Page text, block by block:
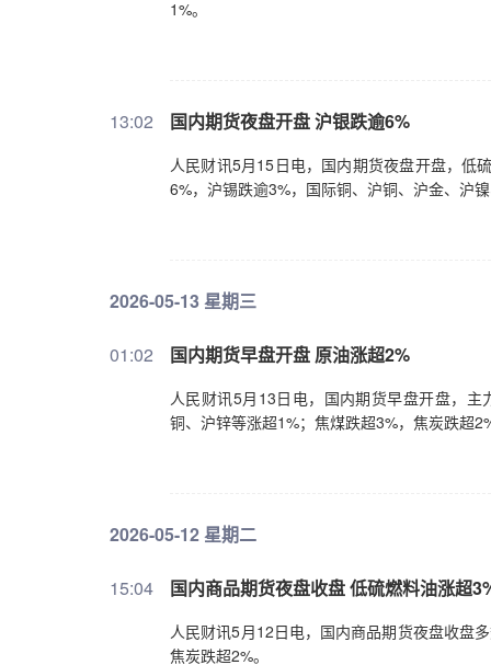
1%。
13:02 国内期货夜盘开盘 沪银跌逾6%
人民财讯5月15日电，国内期货夜盘开盘，低
6%，沪锡跌逾3%，国际铜、沪铜、沪金、沪
2026-05-13 星期三
01:02 国内期货早盘开盘 原油涨超2%
人民财讯5月13日电，国内期货早盘开盘，
铜、沪锌等涨超1%；焦煤跌超3%，焦炭跌超
2026-05-12 星期二
15:04 国内商品期货夜盘收盘 低硫燃料油涨超
人民财讯5月12日电，国内商品期货夜盘收盘
焦炭跌超2%。